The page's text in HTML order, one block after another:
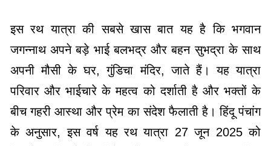
इस रथ यात्रा की सबसे खास बात यह है कि भगवान
जगन्नाथ अपने बड़े भाई बलभद्र और बहन सुभद्रा के साथ
अपनी मौसी के घर, गुंडिचा मंदिर, जाते हैं। यह यात्रा
परिवार और भाईचारे के महत्व को दर्शाती है और भक्तों के
बीच गहरी आस्था और प्रेम का संदेश फैलाती है। हिंदू पंचांग
के अनुसार, इस वर्ष यह रथ यात्रा 27 जून 2025 को